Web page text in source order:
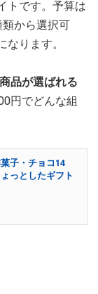
トです。予算は
から選択可
ります。
品が選ばれる
円でどんな組
子・チョコ14
っとしたギフト